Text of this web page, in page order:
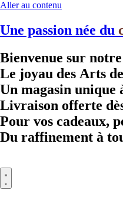
Aller au contenu
Une passion née du
Bienvenue sur
Le joyau des Arts
Un magasin unique
Livraison offerte
Pour vos cadeaux,
Du raffinement à